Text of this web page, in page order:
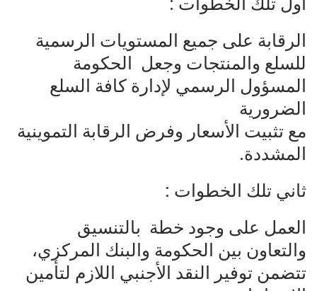
أول تلك الخطوات :
الرقابة على جميع المستويات الرسمية
للسلع والمنتجات وجعل الحكومة
المسؤول الرسمي لإدارة كافة السلع
الضرورية
مع تثبيت الأسعار وفرض الرقابة التموينية
المشددة.
ثاني تلك الخطوات :
العمل على وجود خطة بالتنسيق
والتعاون بين الحكومة والبنك المركزي،
تتضمن توفير النقد الأجنبي اللازم لتأمين